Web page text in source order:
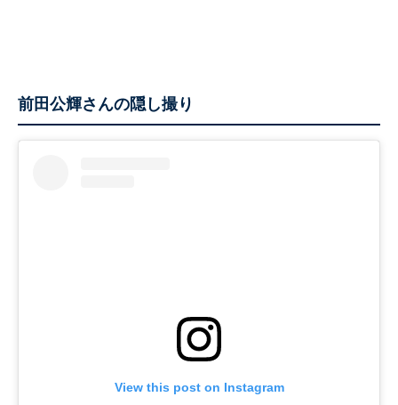
前田公輝さんの隠し撮り
View this post on Instagram